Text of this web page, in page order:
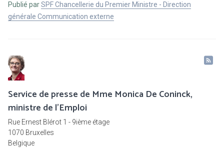
Publié parSPF Chancellerie du Premier Ministre - Direction
générale Communication externe
Service de presse de Mme Monica De Coninck,
ministre de l'Emploi
Rue Ernest Blérot 1 - 9ième étage
1070 Bruxelles
Belgique